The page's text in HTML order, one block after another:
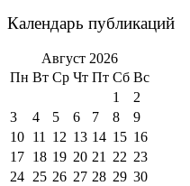
Календарь публикаций
Август 2026
Пн Вт Ср Чт Пт Сб Вс
1
2
3
4 5 6 7 8
9
10 11 12 13 14 15 16
17 18 19 20 21 22 23
24 25 26 27 28 29 30